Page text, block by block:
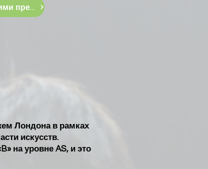
Ознакомьтесь с нашими предстоящими курсами.
Лондона в рамках
искусств.
на уровне AS, и это